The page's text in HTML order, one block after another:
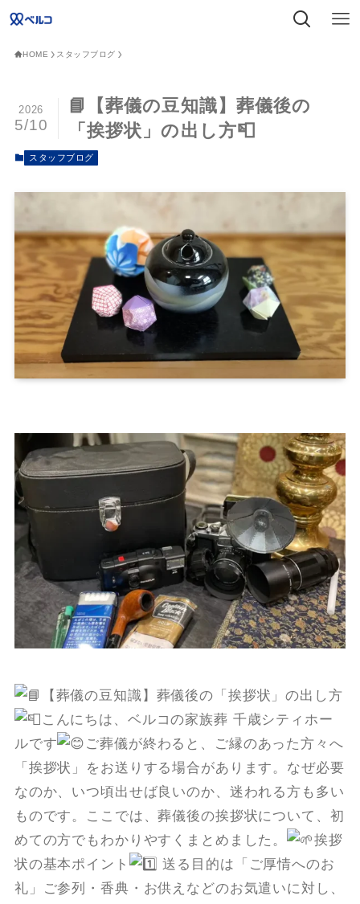
HOME スタッフブログ
📘【葬儀の豆知識】葬儀後の
「挨拶状」の出し方📮
2026
5/10
スタッフブログ
【葬儀の豆知識】葬儀後の「挨拶状」の出し方
こんにちは、ベルコの家族葬 千歳シティホー
ルです
ご葬儀が終わると、ご縁のあった方々へ
「挨拶状」をお送りする場合があります。なぜ必要
なのか、いつ頃出せば良いのか、迷われる方も多い
ものです。ここでは、葬儀後の挨拶状について、初
めての方でもわかりやすくまとめました。
挨拶
状の基本ポイント
送る目的は「ご厚情へのお
礼」ご参列・香典・お供えなどのお気遣いに対し、